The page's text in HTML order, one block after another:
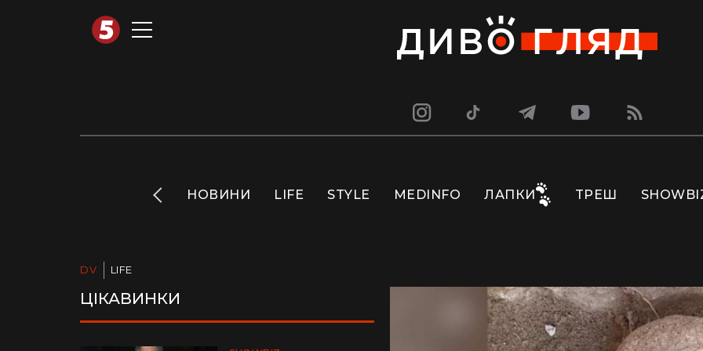
INFO НОВИНИ LIFE STYLE MEDINFO ЛАПКИ ТРЕШ
DV LIFE
ЦІКАВИНКИ